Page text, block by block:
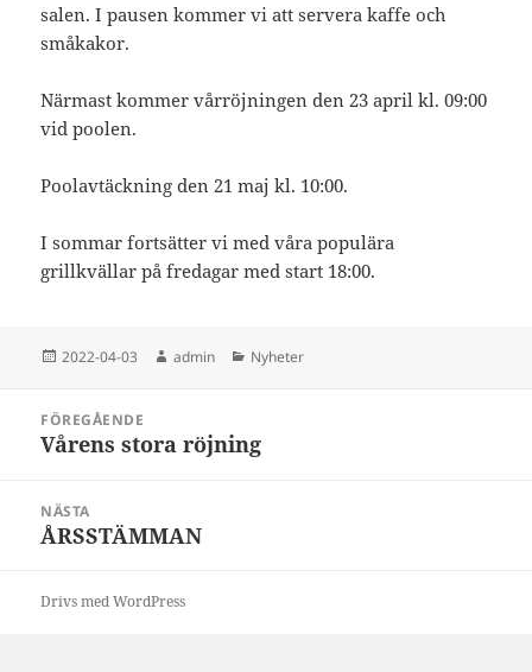
salen. I pausen kommer vi att servera kaffe och
småkakor.
Närmast kommer vårröjningen den 23 april kl. 09:00
vid poolen.
Poolavtäckning den 21 maj kl. 10:00.
I sommar fortsätter vi med våra populära
grillkvällar på fredagar med start 18:00.
Postat
2022-04-03 Författare
admin Kategorier
Nyheter
FÖREGÅENDE
Föregående
Vårens stora röjning
NÄSTA
Nästa
ÅRSSTÄMMAN
Drivs med WordPress